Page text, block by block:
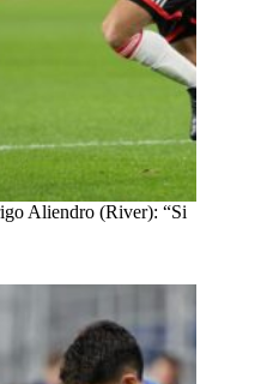
Aliendro (River): “Si